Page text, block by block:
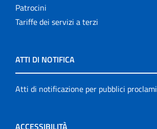
Patrocini
Tariffe dei servizi a terzi
ATTI DI NOTIFICA
Atti di notificazione per pubblici proclami
ACCESSIBILITÀ